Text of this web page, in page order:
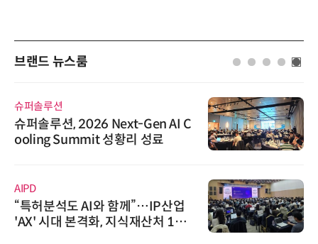
브랜드 뉴스룸
슈퍼솔루션
슈퍼솔루션, 2026 Next-Gen AI C
ooling Summit 성황리 성료
AIPD
“특허분석도 AI와 함께”…IP산업
'AX' 시대 본격화, 지식재산처 1호